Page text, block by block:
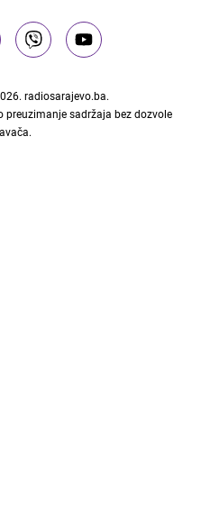
radiosarajevo.ba.
preuzimanje sadržaja bez dozvole